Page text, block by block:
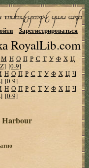
RoyalLib.com
Зарегистрироваться
М Н О П Р С Т У Ф Х Ц
[0-9]
Н О П Р С Т У Ф Х Ц Ч
[0-9]
Н О П Р С Т У Ф Х Ц Ч
[0-9]
Harbour